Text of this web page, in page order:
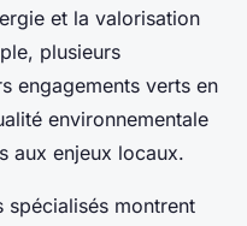
et la valorisation
plusieurs
engagements verts en
environnementale
aux enjeux locaux.
spécialisés montrent